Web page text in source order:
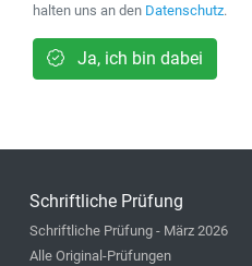
halten uns an den Datenschutz.
Ja, ich bin dabei
Schriftliche Prüfung
Schriftliche Prüfung - März 2026
Alle Original-Prüfungen